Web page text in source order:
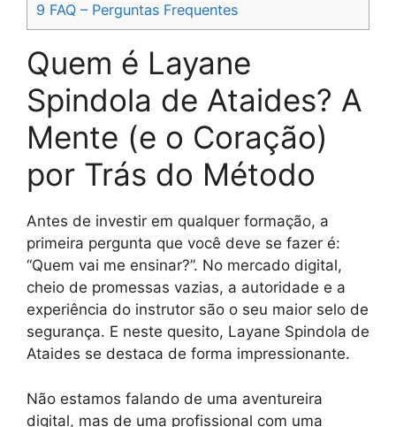
9 FAQ – Perguntas Frequentes
Quem é Layane
Spindola de Ataides? A
Mente (e o Coração)
por Trás do Método
Antes de investir em qualquer formação, a
primeira pergunta que você deve se fazer é:
“Quem vai me ensinar?”. No mercado digital,
cheio de promessas vazias, a autoridade e a
experiência do instrutor são o seu maior selo de
segurança. E neste quesito, Layane Spindola de
Ataides se destaca de forma impressionante.
Não estamos falando de uma aventureira
digital, mas de uma profissional com uma